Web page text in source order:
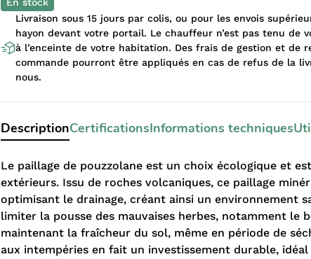
Livraison sous 15 jours par colis, ou pour les envois
hayon devant votre portail. Le chauffeur n’est pas tenu de
à l’enceinte de votre habitation. Des frais de gestion et de
commande pourront être appliqués en cas de refus de la
nous.
DescriptionCertificationsInformations techniques
Le paillage de pouzzolane est un choix écologique et
extérieurs. Issu de roches volcaniques, ce paillage
optimisant le drainage, créant ainsi un environnement
limiter la pousse des mauvaises herbes, notamment le
maintenant la fraîcheur du sol, même en période de
aux intempéries en fait un investissement durable,